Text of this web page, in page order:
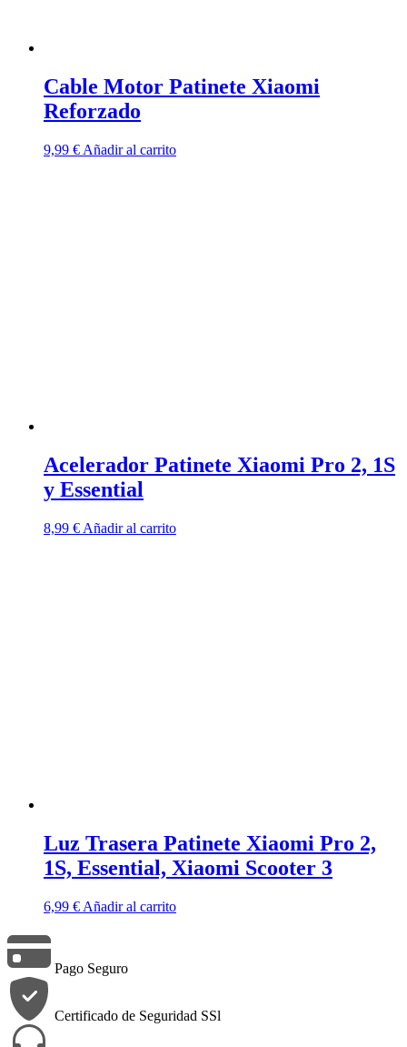
Cable Motor Patinete Xiaomi
Reforzado
9,99 € Añadir al carrito
Acelerador Patinete Xiaomi Pro 2, 1S
y Essential
8,99 € Añadir al carrito
Luz Trasera Patinete Xiaomi Pro 2,
1S, Essential, Xiaomi Scooter 3
6,99 € Añadir al carrito
Pago Seguro
Certificado de Seguridad SSl